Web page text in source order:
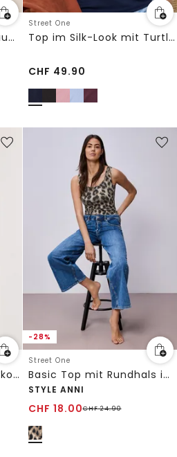
Basic Top aus reiner Baumwolle
Street One
Top im Silk-Look mit Turtle Neck
CHF 49.90
Top mit V-Neck und Deko-Detail
-28%
Street One
Basic Top mit Rundhals im Leo-Muster
STYLE ANNI
CHF 18.00CHF24.90